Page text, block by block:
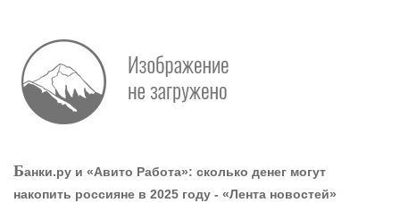
Работа мечты. Что банки делают для того, чтобы
привлечь и удержать персонал - «Интервью»
Банки.ру и «Авито Работа»: сколько денег могут
накопить россияне в 2025 году - «Лента новостей»